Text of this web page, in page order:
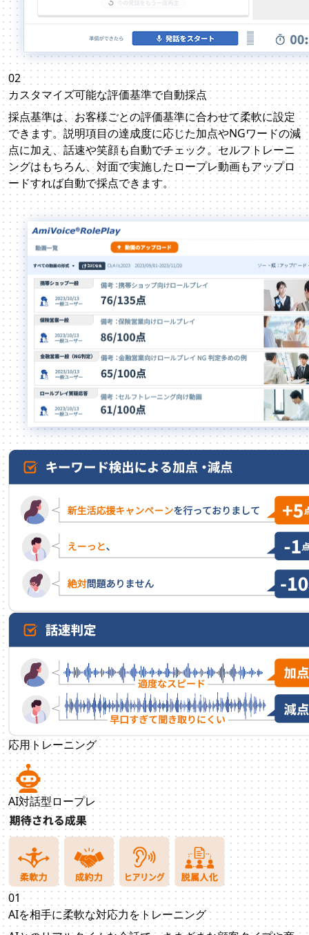
02
カスタマイズ可能な評価基準で自動採点
採点基準は、お客様ごとの評価基準に合わせて柔軟に設定
できます。説明項目の達成度に応じた加点やNGワードの減
点に加え、話速や笑顔も自動でチェック。セルフトレーニ
ングはもちろん、対面で実施したロープレ動画もアップロ
ードすれば自動で採点できます。
応用トレーニング
AI対話型ロープレ
01
AIを相手に柔軟な対応力をトレーニング